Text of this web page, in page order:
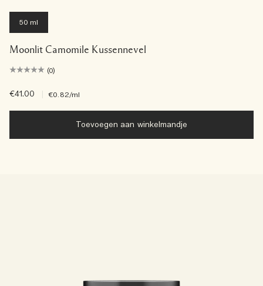
50 ml
Moonlit Camomile Kussennevel
(0)
€41.00 €0.82/ml
Toevoegen aan winkelmandje